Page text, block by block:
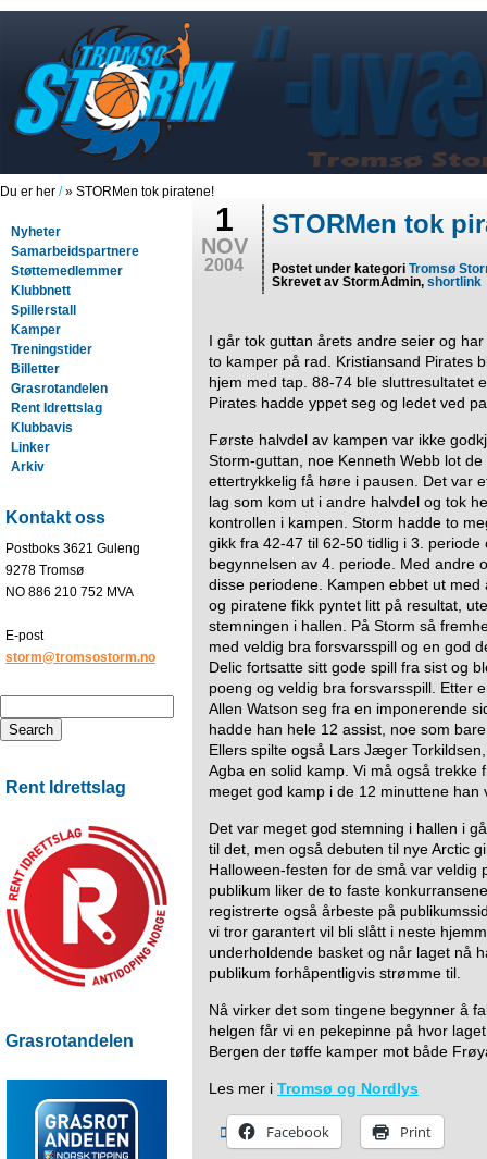
Du er her /» STORMen tok piratene!
Nyheter
Samarbeidspartnere
Støttemedlemmer
Klubbnett
Spillerstall
Kamper
Treningstider
Billetter
Grasrotandelen
Rent Idrettslag
Klubbavis
Linker
Arkiv
Kontakt oss
Postboks 3621 Guleng
9278 Tromsø
NO 886 210 752 MVA
E-post
storm@tromsostorm.no
Rent Idrettslag
Grasrotandelen
1
NOV
2004
STORMen tok
Postet under kategoriTromsø
Skrevet av StormAdmin,shortlink
I går tok guttan årets andre seier og
to kamper på rad. Kristiansand Pirates
hjem med tap. 88-74 ble sluttresultatet
Pirates hadde yppet seg og ledet ved
Første halvdel av kampen var ikke
Storm-guttan, noe Kenneth Webb lot de
ettertrykkelig få høre i pausen. Det var
lag som kom ut i andre halvdel og tok
kontrollen i kampen. Storm hadde to
gikk fra 42-47 til 62-50 tidlig i 3.
begynnelsen av 4. periode. Med andre
disse periodene. Kampen ebbet ut
og piratene fikk pyntet litt på resultat,
stemningen i hallen. På Storm så
med veldig bra forsvarsspill og en god
Delic fortsatte sitt gode spill fra sist og
poeng og veldig bra forsvarsspill. Etter
Allen Watson seg fra en imponerende
hadde han hele 12 assist, noe som
Ellers spilte også Lars Jæger
Agba en solid kamp. Vi må også trekke
meget god kamp i de 12 minuttene
Det var meget god stemning i hallen i
til det, men også debuten til nye Arctic
Halloween-festen for de små var
publikum liker de to faste
registrerte også årbeste på
vi tror garantert vil bli slått i neste
underholdende basket og når laget nå
publikum forhåpentligvis strømme til.
Nå virker det som tingene begynner å
helgen får vi en pekepinne på hvor
Bergen der tøffe kamper mot både
Les mer i Tromsø og Nordlys
Facebook Print